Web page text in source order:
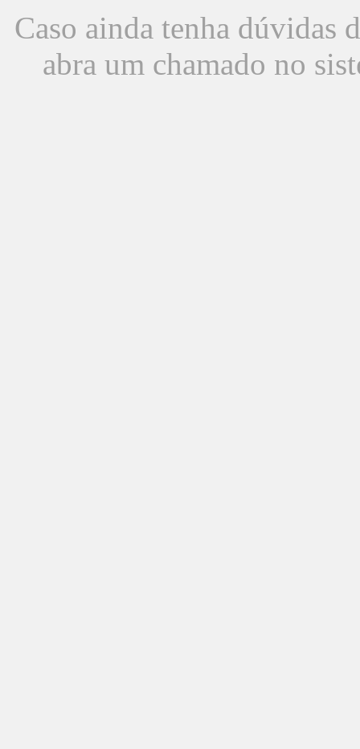
Caso ainda tenha dúvidas
abra um chamado no